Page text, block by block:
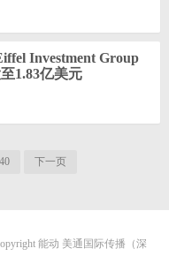
Investment Group
1.83亿美元
40 下一页
能动 美通国际传播（深